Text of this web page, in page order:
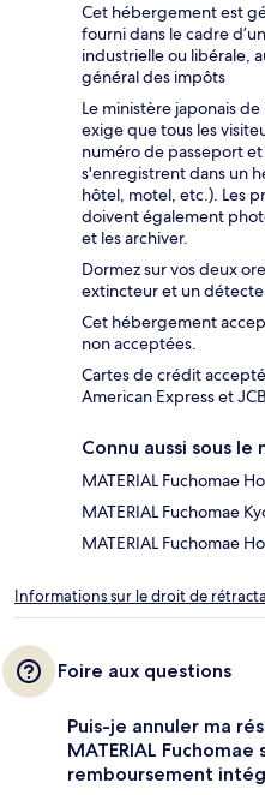
Cet hébergement est
fourni dans le cadre
industrielle ou libérale,
général des impôts
Le ministère japonais
exige que tous les
numéro de passeport
s'enregistrent dans un
hôtel, motel, etc.). Les
doivent également
et les archiver.
Dormez sur vos deux
extincteur et un
Cet hébergement
non acceptées.
Cartes de crédit
American Express et
Connu aussi sous le
MATERIAL Fuchomae
MATERIAL Fuchomae
MATERIAL Fuchomae
Informations sur le droit de
Foire aux questions
Puis-je annuler ma
MATERIAL
remboursement